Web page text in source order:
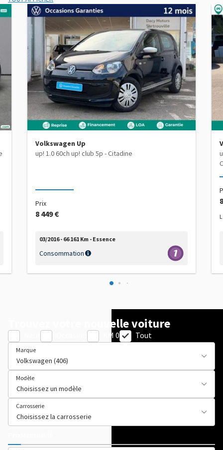
Volkswagen Up
up! 1.0 60ch up! club 5p - Citadine
Prix
8 449 €
03/2016 - 66 161 Km - Essence
Consommation
Trouvez votre nouvelle voiture
KM 0 Tout
Marque
Modèle
Carrosserie